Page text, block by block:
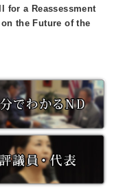
for a Reassessment
the Future of the